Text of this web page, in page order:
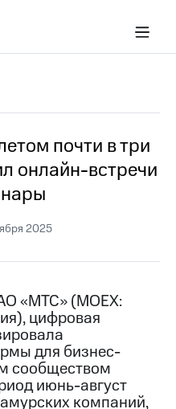
почти в три
онлайн-встречи
2025
«МТС» (MOEX:
цифровая
для бизнес-
сообществом
июнь-август
компаний,